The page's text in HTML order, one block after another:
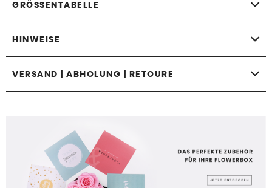
GRÖSSENTABELLE
HINWEISE
VERSAND | ABHOLUNG | RETOURE